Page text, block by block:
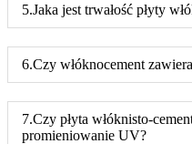
5.Jaka jest trwałość płyty
6.Czy włóknocement
7.Czy płyta włóknisto-
promieniowanie UV?